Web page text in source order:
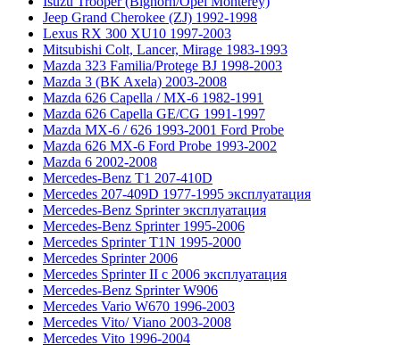
Jeep Grand Cherokee (ZJ) 1992-1998
Lexus RX 300 XU10 1997-2003
Mitsubishi Colt, Lancer, Mirage 1983-1993
Mazda 323 Familia/Protege BJ 1998-2003
Mazda 3 (BK Axela) 2003-2008
Mazda 626 Capella / MX-6 1982-1991
Mazda 626 Capella GE/CG 1991-1997
Mazda MX-6 / 626 1993-2001 Ford Probe
Mazda 626 MX-6 Ford Probe 1993-2002
Mazda 6 2002-2008
Mercedes-Benz T1 207-410D
Mercedes 207-409D 1977-1995 эксплуатация
Mercedes-Benz Sprinter эксплуатация
Mercedes-Benz Sprinter 1995-2006
Mercedes Sprinter T1N 1995-2000
Mercedes Sprinter 2006
Mercedes Sprinter II с 2006 эксплуатация
Mercedes-Benz Sprinter W906
Mercedes Vario W670 1996-2003
Mercedes Vito/ Viano 2003-2008
Mercedes Vito 1996-2004